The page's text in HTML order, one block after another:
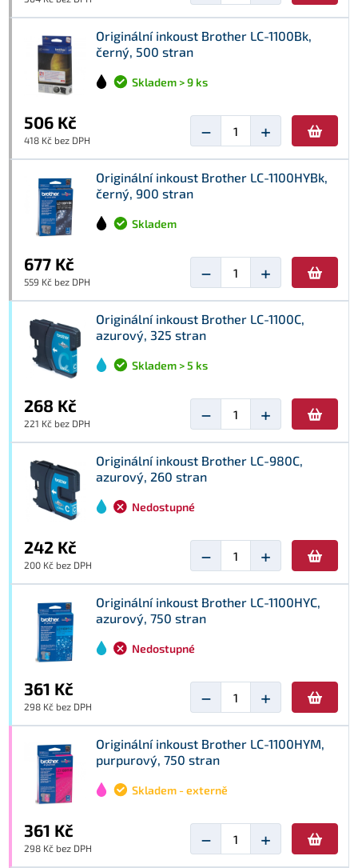
Originální inkoust Brother LC-1100Bk,
černý, 500 stran
Skladem > 9 ks
506 Kč
418 Kč bez DPH − +
Originální inkoust Brother LC-1100HYBk,
černý, 900 stran
Skladem
677 Kč
559 Kč bez DPH − +
Originální inkoust Brother LC-1100C,
azurový, 325 stran
Skladem > 5 ks
268 Kč
221 Kč bez DPH − +
Originální inkoust Brother LC-980C,
azurový, 260 stran
Nedostupné
242 Kč
200 Kč bez DPH − +
Originální inkoust Brother LC-1100HYC,
azurový, 750 stran
Nedostupné
361 Kč
298 Kč bez DPH − +
Originální inkoust Brother LC-1100HYM,
purpurový, 750 stran
Skladem - externě
361 Kč
298 Kč bez DPH − +